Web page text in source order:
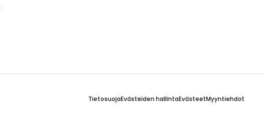
TietosuojaEvästeiden hallintaEvästeetMyyntiehdot